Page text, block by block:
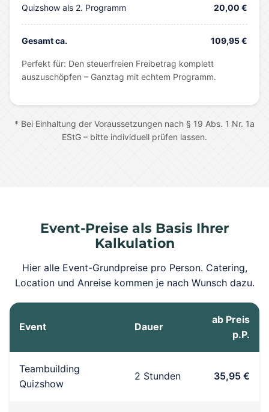
Quizshow als 2. Programm
20,00 €
Gesamt ca. 109,95 €
Perfekt für: Den steuerfreien Freibetrag komplett
auszuschöpfen – Ganztag mit echtem Programm.
* Bei Einhaltung der Voraussetzungen nach § 19 Abs. 1 Nr. 1a
EStG – bitte individuell prüfen lassen.
Event-Preise als Basis Ihrer
Kalkulation
Hier alle Event-Grundpreise pro Person. Catering,
Location und Anreise kommen je nach Wunsch dazu.
Event Dauer
ab Preis
p.P.
Teambuilding
Quizshow
2 Stunden 35,95 €